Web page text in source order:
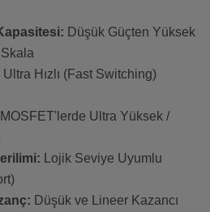
Düşük Güçten Yüksek
Ultra Hızlı (Fast Switching)
MOSFET'lerde Ultra Yüksek /
Lojik Seviye Uyumlu
Düşük ve Lineer Kazancı